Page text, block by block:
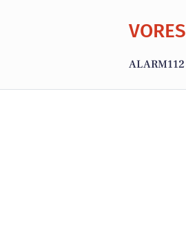
VORES
ALARM112